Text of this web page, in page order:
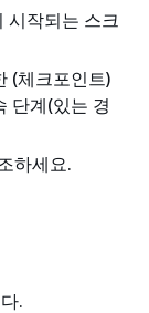
시작되는 스크
(체크포인트)
단계(있는 경
하세요.
.